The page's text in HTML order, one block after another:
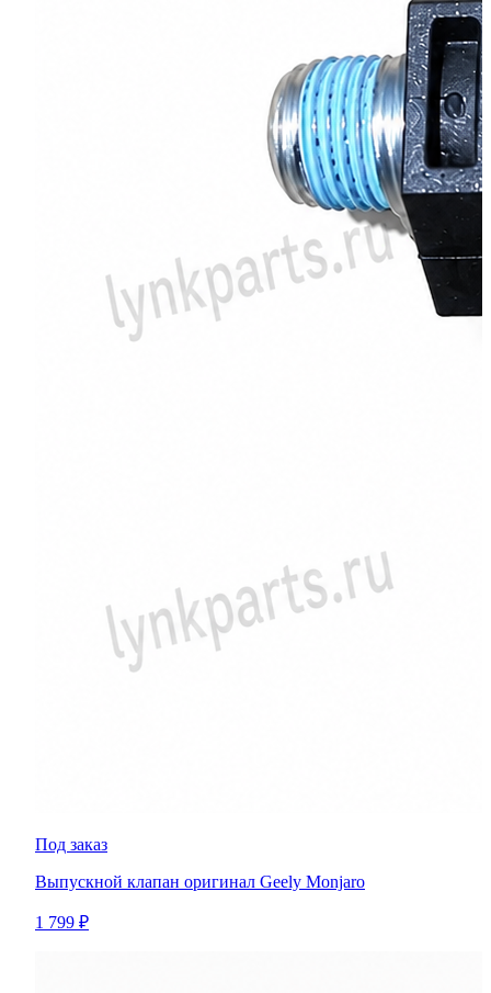
Под заказ
Выпускной клапан оригинал Geely Monjaro
1 799 ₽